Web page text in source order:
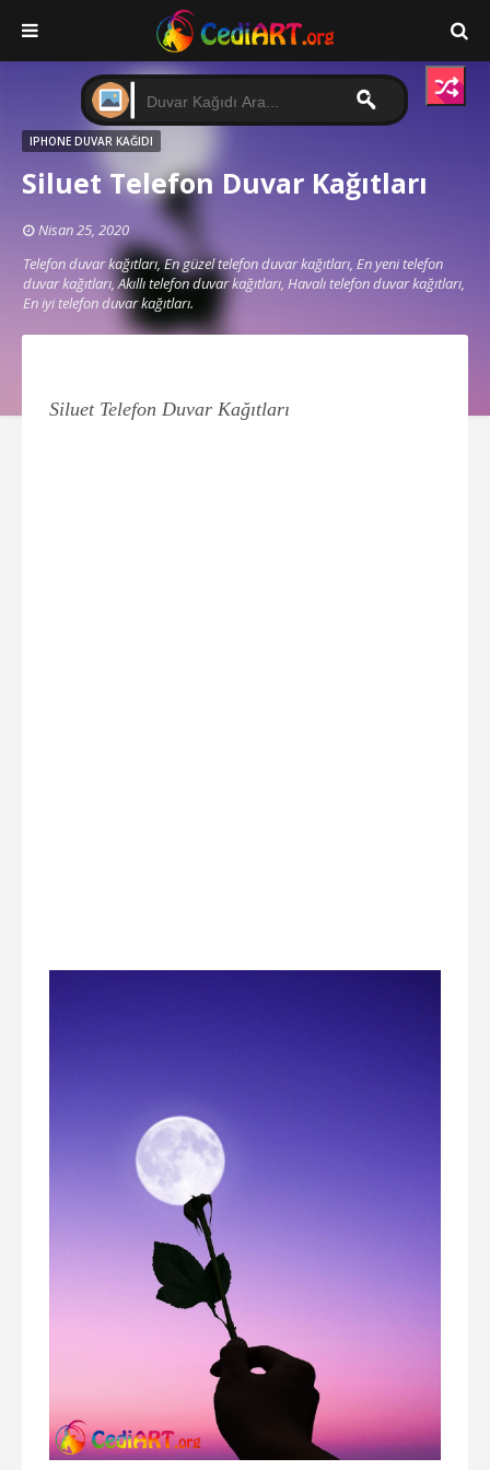
IPHONE DUVAR KAĞIDI
Siluet Telefon Duvar Kağıtları
Nisan 25, 2020
Telefon duvar kağıtları, En güzel telefon duvar kağıtları, En yeni telefon
duvar kağıtları, Akıllı telefon duvar kağıtları, Havalı telefon duvar kağıtları,
En iyi telefon duvar kağıtları.
Siluet Telefon Duvar Kağıtları